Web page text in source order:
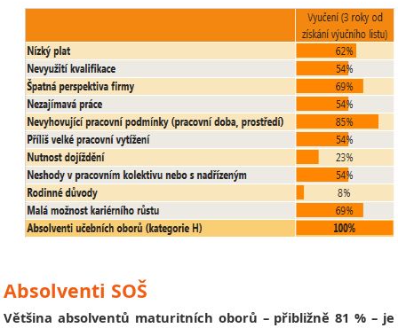
Absolventi SOŠ
Většina absolventů maturitních oborů – přibližně 81 % – je